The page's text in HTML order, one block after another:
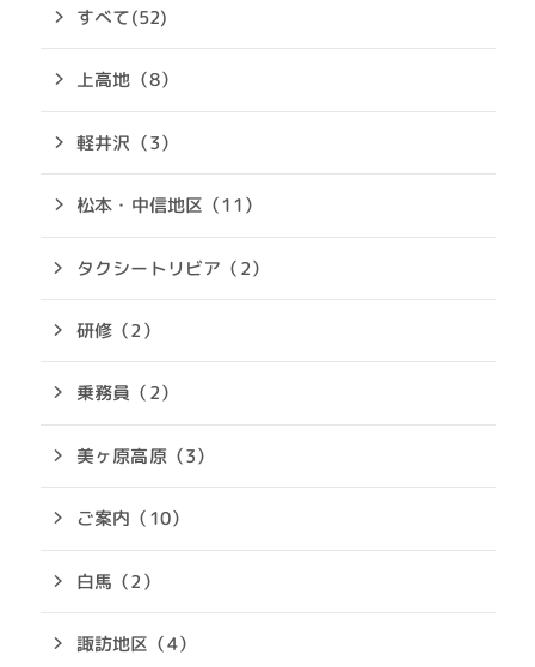
すべて(52)
上高地（8）
軽井沢（3）
松本・中信地区（11）
タクシートリビア（2）
研修（2）
乗務員（2）
美ヶ原高原（3）
ご案内（10）
白馬（2）
諏訪地区（4）